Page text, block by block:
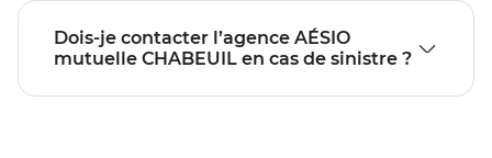
Dois-je contacter l’agence AÉSIO
mutuelle CHABEUIL en cas de sinistre ?